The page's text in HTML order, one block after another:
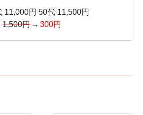
11,000円50代 11,500円
1,500円 300円